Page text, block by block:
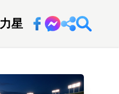
星 回新聞網